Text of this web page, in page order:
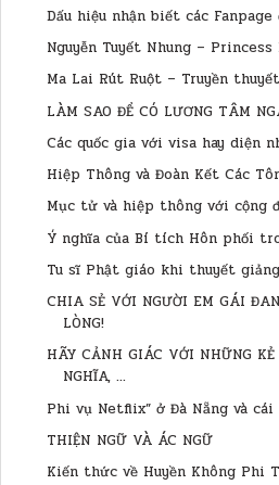
Dấu hiệu nhận biết các Fanpage
Nguyễn Tuyết Nhung – Princess
Ma Lai Rút Ruột – Truyền
LÀM SAO ĐỂ CÓ LƯƠNG TÂM
Các quốc gia với visa hay diện
Hiệp Thông và Đoàn Kết Các
Mục tử và hiệp thông với cộng
Ý nghĩa của Bí tích Hôn phối
Tu sĩ Phật giáo khi thuyết
CHIA SẺ VỚI NGƯỜI EM GÁI
LÒNG!
HÃY CẢNH GIÁC VỚI NHỮNG
NGHĨA, ...
Phi vụ Netflix” ở Đà Nẵng và
THIỆN NGỮ VÀ ÁC NGỮ
Kiến thức về Huyền Không Phi